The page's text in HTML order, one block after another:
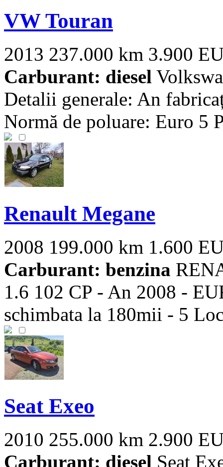
VW Touran
2013 237.000 km 3.900
Carburant: diesel
Detalii generale: An
Normă de poluare: Euro 5
Renault Megane
2008 199.000 km 1.600
Carburant: benzina
1.6 102 CP - An 2008 -
schimbata la 180mii - 5
Seat Exeo
2010 255.000 km 2.900
Carburant: diesel Seat